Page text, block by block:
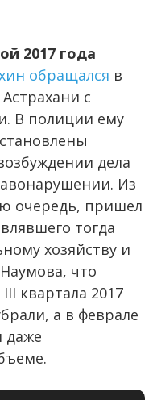
2017 года
обращался в
с
В полиции ему
дела
Из
очередь, пришел
тогда
хозяйству и
что
квартала 2017
а в феврале
даже